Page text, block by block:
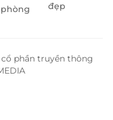
đẹp
phần truyền thông